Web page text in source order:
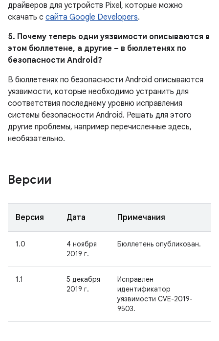
драйверов для устройств Pixel, которые можно
скачать с сайта Google Developers.
5. Почему теперь одни уязвимости описываются в
этом бюллетене, а другие – в бюллетенях по
безопасности Android?
В бюллетенях по безопасности Android описываются
уязвимости, которые необходимо устранить для
соответствия последнему уровню исправления
системы безопасности Android. Решать для этого
другие проблемы, например перечисленные здесь,
необязательно.
Версии
Версия Дата Примечания
1.0
4 ноября
2019 г.
Бюллетень опубликован.
1.1
5 декабря
2019 г.
Исправлен
идентификатор
уязвимости CVE-2019-
9503.